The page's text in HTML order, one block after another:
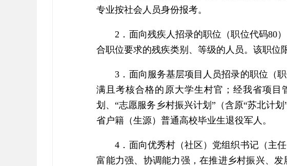
专业按社会人员身份报考。
2．面向残疾人招录的职位（职位代码80
合职位要求的残疾类别、等级的人员。该职位
3．面向服务基层项目人员招录的职位（
满且考核合格的原大学生村官；经我省项目
划、“志愿服务乡村振兴计划”（含原“苏北计
省户籍（生源）普通高校毕业生退役军人。
4．面向优秀村（社区）党组织书记（主
富能力强、协调能力强，在推进乡村振兴、